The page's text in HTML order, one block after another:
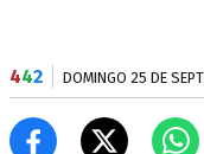
442 DOMINGO 25 DE